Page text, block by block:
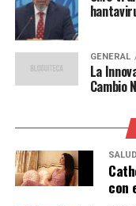
Invertir
pasos
añade
GENERAL
La
Cambio
SALUD
con